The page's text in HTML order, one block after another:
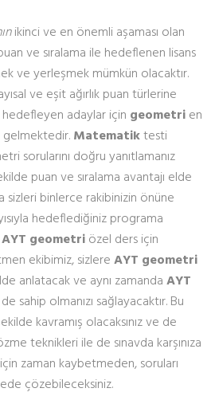
ikinci ve en önemli aşaması olan
ve sıralama ile hedeflenen lisans
ve yerleşmek mümkün olacaktır.
ve eşit ağırlık puan türlerine
hedefleyen adaylar için geometrien
gelmektedir.Matematiktesti
sorularını doğru yanıtlamanız
puan ve sıralama avantajı elde
sizleri binlerce rakibinizin önüne
hedeflediğiniz programa
AYT geometriözel ders için
ekibimiz, sizlereAYT geometri
anlatacak ve aynı zamandaAYT
sahip olmanızı sağlayacaktır. Bu
kavramış olacaksınız ve de
teknikleri ile de sınavda karşınıza
zaman kaybetmeden, soruları
çözebileceksiniz.